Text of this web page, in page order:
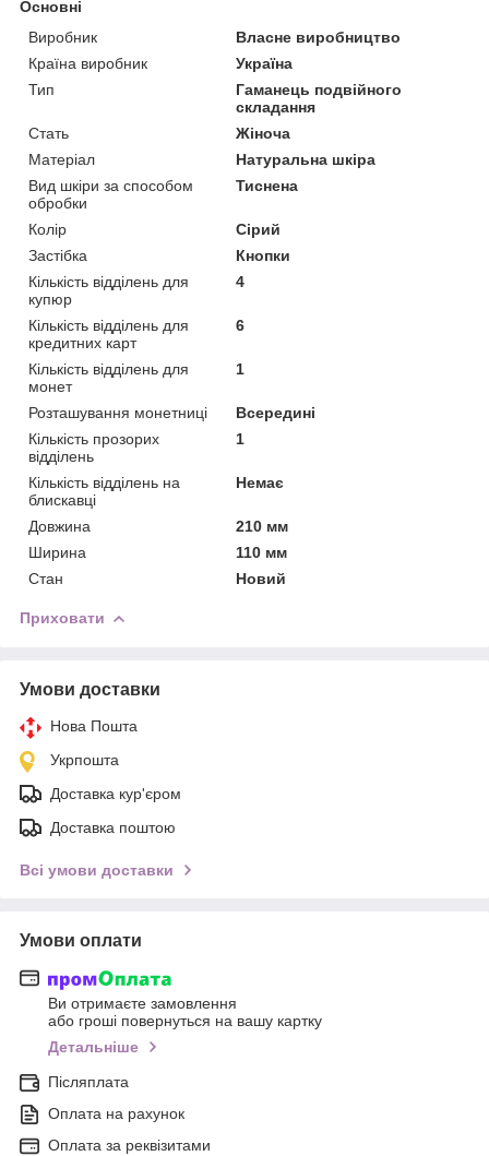
Основні
Виробник
Власне виробництво
Країна виробник
Україна
Тип
Гаманець подвійного
складання
Стать
Жіноча
Матеріал
Натуральна шкіра
Вид шкіри за способом
обробки
Тиснена
Колір
Сірий
Застібка
Кнопки
Кількість відділень для
купюр
4
Кількість відділень для
кредитних карт
6
Кількість відділень для
монет
1
Розташування монетниці
Всередині
Кількість прозорих
відділень
1
Кількість відділень на
блискавці
Немає
Довжина
210 мм
Ширина
110 мм
Стан
Новий
Приховати
Умови доставки
Нова Пошта
Укрпошта
Доставка кур'єром
Доставка поштою
Всі умови доставки
Умови оплати
Ви отримаєте замовлення
або гроші повернуться на вашу картку
Детальніше
Післяплата
Оплата на рахунок
Оплата за реквізитами